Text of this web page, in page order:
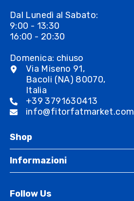
Dal Lunedì al Sabato:
9:00 - 13:30
16:00 - 20:30
Domenica: chiuso
Via Miseno 91,
Bacoli (NA) 80070,
Italia
+39 3791630413
info@fitorfatmarket.com
Shop
Informazioni
Follow Us